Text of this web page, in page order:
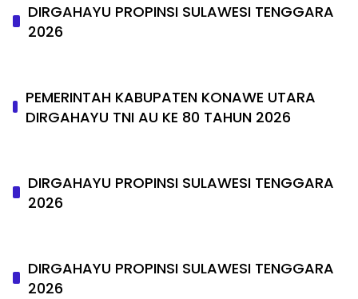
DIRGAHAYU PROPINSI SULAWESI TENGGARA
2026
PEMERINTAH KABUPATEN KONAWE UTARA
DIRGAHAYU TNI AU KE 80 TAHUN 2026
DIRGAHAYU PROPINSI SULAWESI TENGGARA
2026
DIRGAHAYU PROPINSI SULAWESI TENGGARA
2026